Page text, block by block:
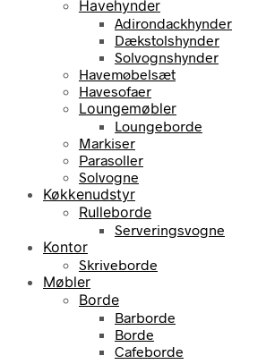
Havehynder
Adirondackhynder
Dækstolshynder
Solvognshynder
Havemøbelsæt
Havesofaer
Loungemøbler
Loungeborde
Markiser
Parasoller
Solvogne
Køkkenudstyr
Rulleborde
Serveringsvogne
Kontor
Skriveborde
Møbler
Borde
Barborde
Borde
Cafeborde